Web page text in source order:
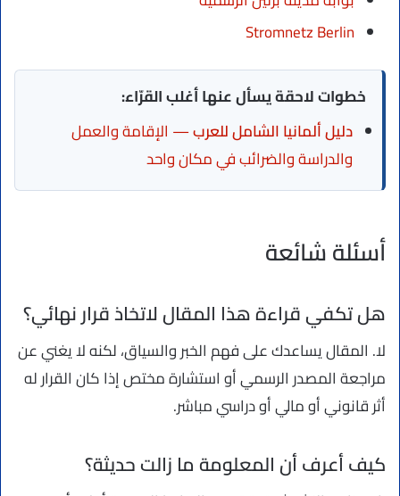
Stromnetz Berlin
خطوات لاحقة يسأل عنها أغلب القرّاء:
دليل ألمانيا الشامل للعرب— الإقامة والعمل
والدراسة والضرائب في مكان واحد
أسئلة شائعة
هل تكفي قراءة هذا المقال لاتخاذ قرار نهائي؟
لا. المقال يساعدك على فهم الخبر والسياق، لكنه لا يغني عن
مراجعة المصدر الرسمي أو استشارة مختص إذا كان القرار له
أثر قانوني أو مالي أو دراسي مباشر.
كيف أعرف أن المعلومة ما زالت حديثة؟